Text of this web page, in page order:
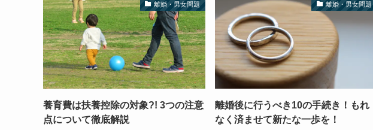
離婚・男女問題
養育費は扶養控除の対象?! 3つの注意
点について徹底解説
離婚・男女問題
離婚後に行うべき10の手続き！もれ
なく済ませて新たな一歩を！